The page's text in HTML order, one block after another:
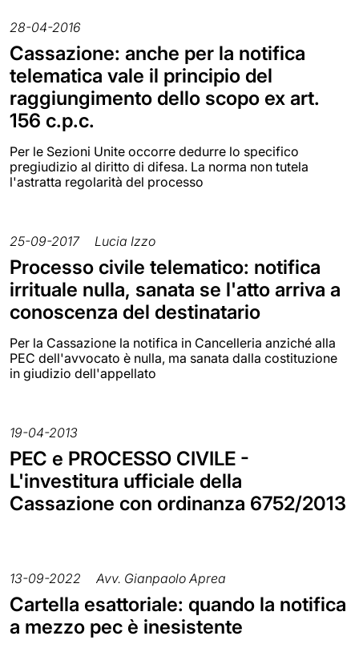
28-04-2016
Cassazione: anche per la notifica
telematica vale il principio del
raggiungimento dello scopo ex art.
156 c.p.c.
Per le Sezioni Unite occorre dedurre lo specifico
pregiudizio al diritto di difesa. La norma non tutela
l'astratta regolarità del processo
25-09-2017 Lucia Izzo
Processo civile telematico: notifica
irrituale nulla, sanata se l'atto arriva a
conoscenza del destinatario
Per la Cassazione la notifica in Cancelleria anziché alla
PEC dell'avvocato è nulla, ma sanata dalla costituzione
in giudizio dell'appellato
19-04-2013
PEC e PROCESSO CIVILE -
L'investitura ufficiale della
Cassazione con ordinanza 6752/2013
13-09-2022 Avv. Gianpaolo Aprea
Cartella esattoriale: quando la notifica
a mezzo pec è inesistente